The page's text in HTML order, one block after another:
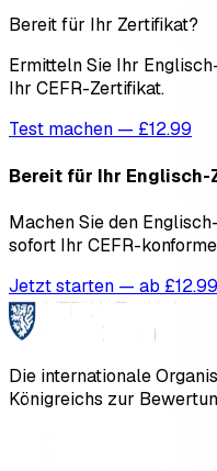
Bereit für Ihr Zertifikat?
Ermitteln Sie Ihr
Ihr CEFR-Zertifikat.
Test machen — £12.99
Bereit für Ihr Englisch-
Machen Sie den
sofort Ihr CEFR-
Jetzt starten — ab £12.99
Die internationale
Königreichs zur